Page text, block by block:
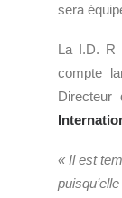
sera
La I.D. R
compte
Directeur
« Il est